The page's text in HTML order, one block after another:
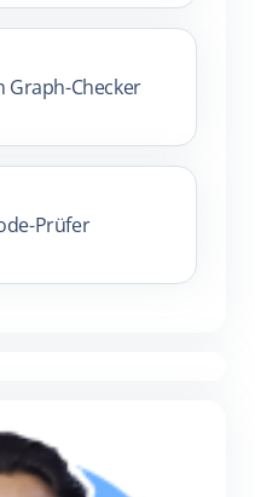
Graph-Checker
Prüfer